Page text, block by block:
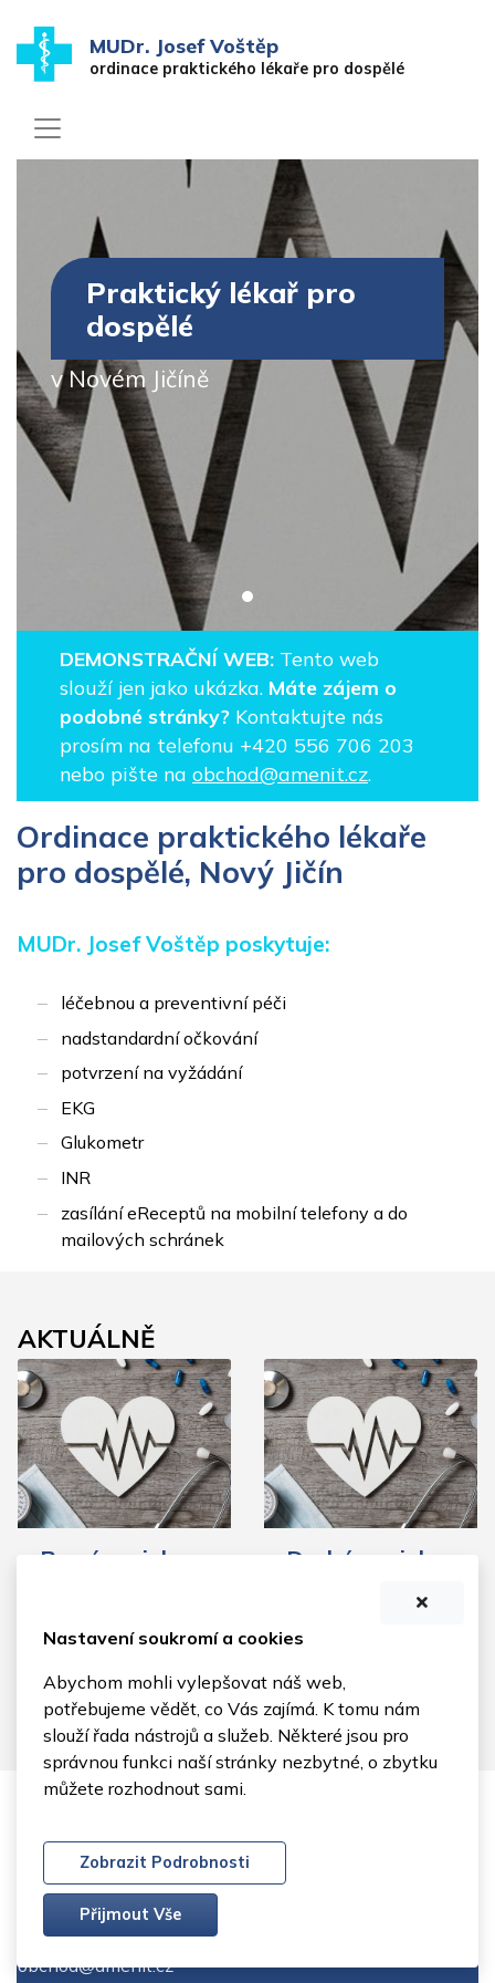
MUDr. Josef Voštěp
ordinace praktického lékaře pro dospělé
Praktický lékař pro
dospělé
v Novém Jičíně
DEMONSTRAČNÍ WEB: Tento web
slouží jen jako ukázka. Máte zájem o
podobné stránky? Kontaktujte nás
prosím na telefonu +420 556 706 203
nebo pište na obchod@amenit.cz.
Ordinace praktického lékaře
pro dospělé, Nový Jičín
MUDr. Josef Voštěp poskytuje:
léčebnou a preventivní péči
nadstandardní očkování
potvrzení na vyžádání
EKG
Glukometr
INR
zasílání eReceptů na mobilní telefony a do
mailových schránek
AKTUÁLNĚ
První novinka
lékařského webu.
změny v ordinační
době....
Druhá novinka
změny v ordinační
době....
MUDr. Josef Voštěp
25816888
obchod@amenit.cz
Ochrana soukromí
Nastavení soukromí a cookies
Abychom mohli vylepšovat náš web,
potřebujeme vědět, co Vás zajímá. K tomu nám
slouží řada nástrojů a služeb. Některé jsou pro
správnou funkci naší stránky nezbytné, o zbytku
můžete rozhodnout sami.
Zobrazit Podrobnosti
Přijmout Vše